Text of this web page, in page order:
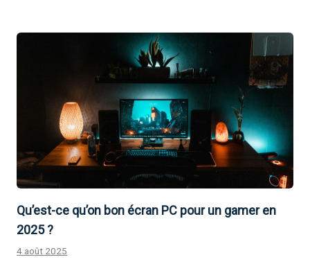
Qu’est-ce qu’on bon écran PC pour un gamer en
2025 ?
4 août 2025